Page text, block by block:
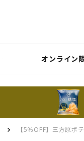
オンライン
【5％OFF】三方原ポ